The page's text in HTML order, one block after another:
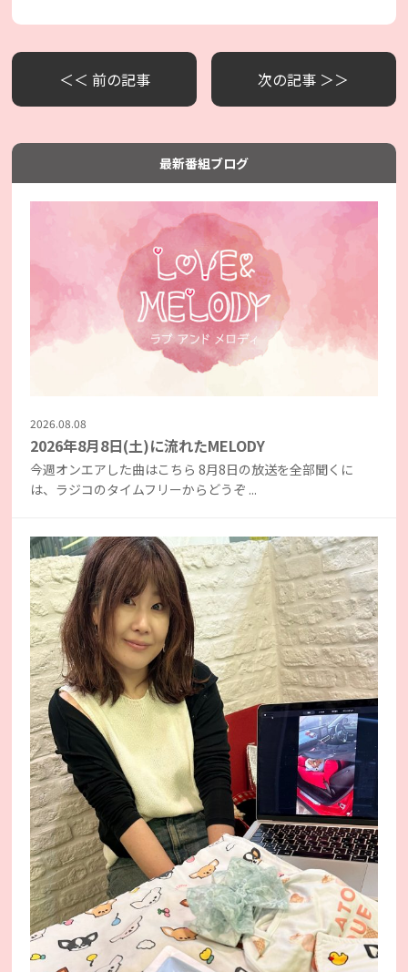
＜＜ 前の記事 次の記事 ＞＞
最新番組ブログ
2026.08.08
2026年8月8日(土)に流れたMELODY
今週オンエアした曲はこちら 8月8日の放送を全部聞くに
は、ラジコのタイムフリーからどうぞ ...